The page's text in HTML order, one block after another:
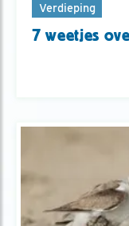
Verdieping
7 weetjes